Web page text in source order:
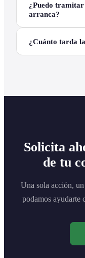
¿Puedo tramitar
arranca?
¿Cuánto tarda
Solicita
de tu
Una sola acción,
podamos ayudarte